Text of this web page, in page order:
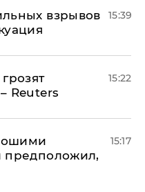
взрывов
15:39
Reuters
15:22
предположил,
15:17